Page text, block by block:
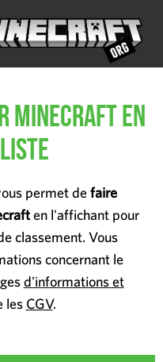
Minecraft en
permet defaire
en l'affichant pour
classement. Vous
concernant le
d'informations et
les CGV.